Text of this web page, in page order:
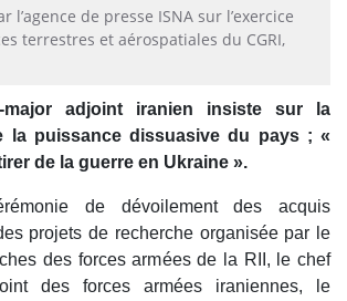
l’agence de presse ISNA sur l’exercice
terrestres et aérospatiales du CGRI,
major adjoint iranien insiste sur la
la puissance dissuasive du pays ; «
de la guerre en Ukraine ».
de dévoilement des acquis
projets de recherche organisée par le
des forces armées de la RII, le chef
des forces armées iraniennes, le